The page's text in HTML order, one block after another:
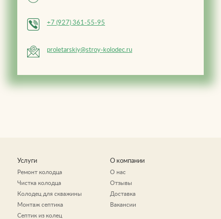
+7 (927) 361-55-95
proletarskiy@stroy-kolodec.ru
Услуги
Ремонт колодца
Чистка колодца
Колодец для скважины
Монтаж септика
Септик из колец
О компании
О нас
Отзывы
Доставка
Вакансии